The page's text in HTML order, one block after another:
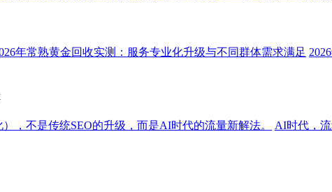
年常熟黄金回收实测：服务专业化升级与不同群体需求满足
不是传统SEO的升级，而是AI时代的流量新解法。
AI时代，流